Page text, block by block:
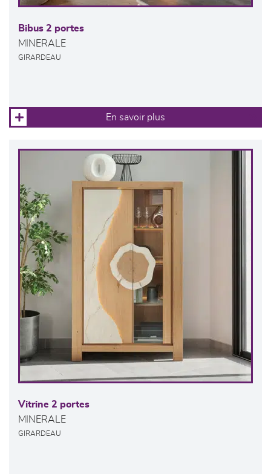
Bibus 2 portes
MINERALE
GIRARDEAU
En savoir plus
Vitrine 2 portes
MINERALE
GIRARDEAU